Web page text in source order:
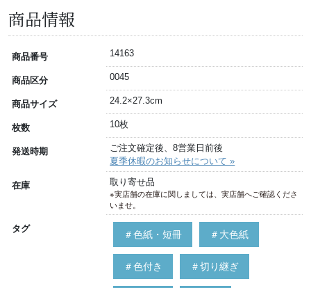
商品情報
商品番号 14163
商品区分 0045
商品サイズ 24.2×27.3cm
枚数 10枚
発送時期
ご注文確定後、8営業日前後
夏季休暇のお知らせについて »
在庫 取り寄せ品
※実店舗の在庫に関しましては、実店舗へご確認くださ
いませ。
タグ
＃色紙・短冊 ＃大色紙
＃色付き ＃切り継ぎ